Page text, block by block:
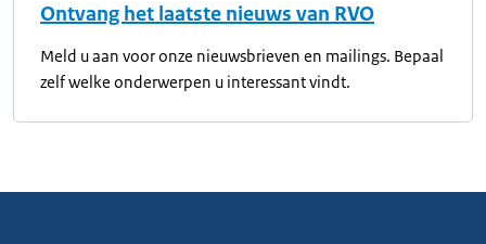
Ontvang het laatste nieuws van RVO
Meld u aan voor onze nieuwsbrieven en mailings. Bepaal
zelf welke onderwerpen u interessant vindt.